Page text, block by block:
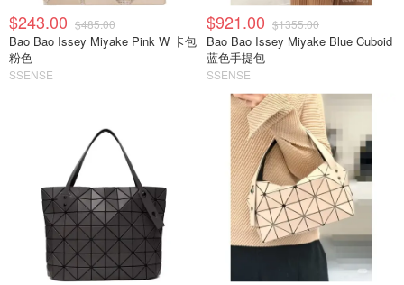
$243.00 $485.00
Bao Bao Issey Miyake Pink W 卡包
粉色
SSENSE
$921.00 $1355.00
Bao Bao Issey Miyake Blue Cuboid
蓝色手提包
SSENSE